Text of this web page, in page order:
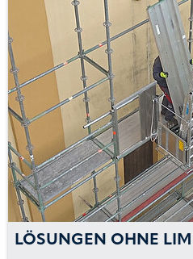
LÖSUNGEN OHNE